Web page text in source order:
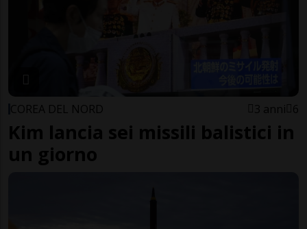
COREA DEL NORD 3 anni 6
Kim lancia sei missili balistici in
un giorno